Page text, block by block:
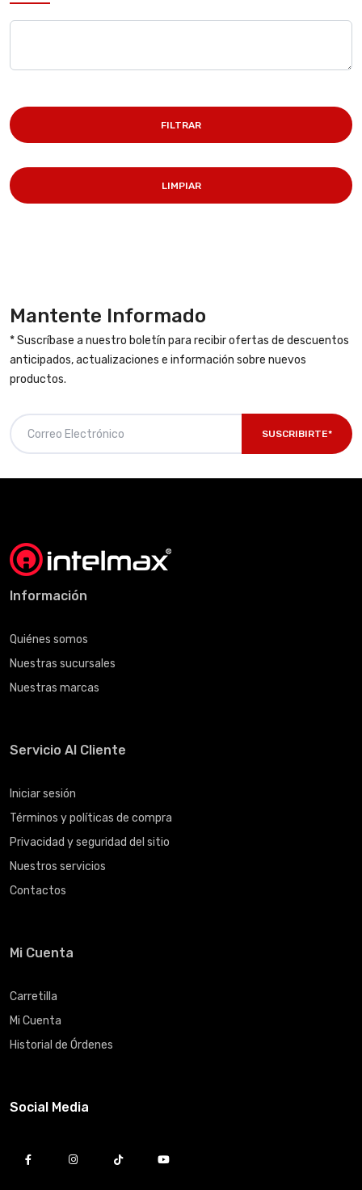
FILTRAR
LIMPIAR
Mantente Informado
* Suscríbase a nuestro boletín para recibir ofertas de descuentos
anticipados, actualizaciones e información sobre nuevos
productos.
SUSCRIBIRTE*
Información
Quiénes somos
Nuestras sucursales
Nuestras marcas
Servicio Al Cliente
Iniciar sesión
Términos y políticas de compra
Privacidad y seguridad del sitio
Nuestros servicios
Contactos
Mi Cuenta
Carretilla
Mi Cuenta
Historial de Órdenes
Social Media